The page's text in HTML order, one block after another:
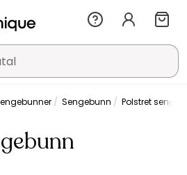
Sengebunn Polstret